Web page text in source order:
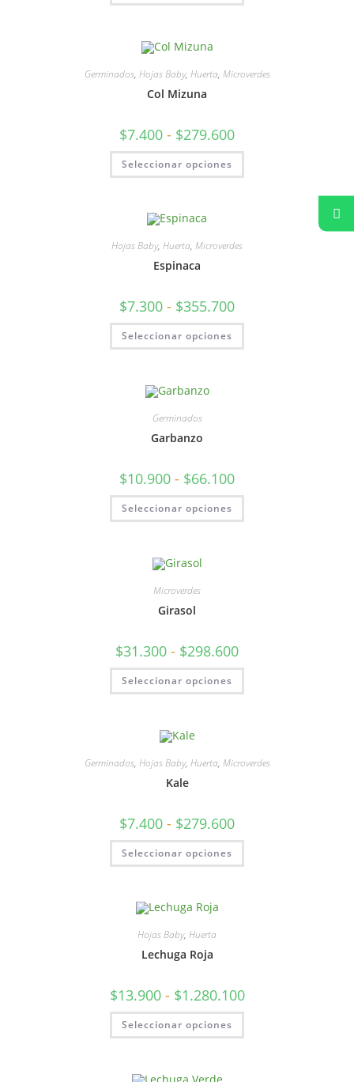
Germinados, Hojas Baby, Huerta, Microverdes
Col Mizuna
$7.400 - $279.600
Seleccionar opciones
Hojas Baby, Huerta, Microverdes
Espinaca
$7.300 - $355.700
Seleccionar opciones
Germinados
Garbanzo
$10.900 - $66.100
Seleccionar opciones
Microverdes
Girasol
$31.300 - $298.600
Seleccionar opciones
Germinados, Hojas Baby, Huerta, Microverdes
Kale
$7.400 - $279.600
Seleccionar opciones
Hojas Baby, Huerta
Lechuga Roja
$13.900 - $1.280.100
Seleccionar opciones